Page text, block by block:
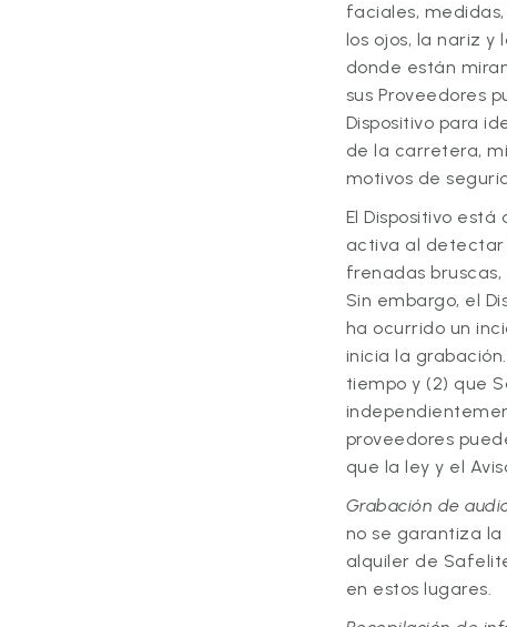
faciales,
los ojos, la nariz y
donde están
sus Proveedores
Dispositivo para
de la carretera,
motivos de
El Dispositivo
activa al detectar
frenadas
Sin embargo, el
ha ocurrido un
inicia la
tiempo y (2) que
proveedores
que la ley y el
Grabación de
no se garantiza
alquiler de
en estos lugares.